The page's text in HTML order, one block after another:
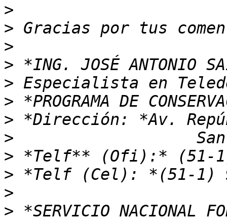
>
>
>
>
>
>
>
>
>
>
>
> *SERVICIO NACIONAL